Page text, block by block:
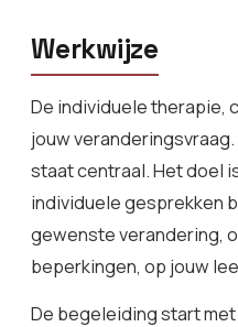
Werkwijze
De individuele therapie,
jouw
staat centraal. Het doel
individuele gesprekken
gewenste verandering,
beperkingen, op jouw
De begeleiding start